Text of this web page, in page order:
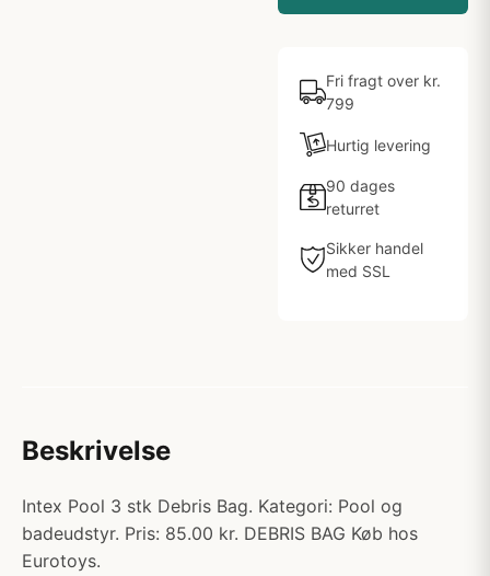
Fri fragt over kr.
799
Hurtig levering
90 dages
returret
Sikker handel
med SSL
Beskrivelse
Intex Pool 3 stk Debris Bag. Kategori: Pool og
badeudstyr. Pris: 85.00 kr. DEBRIS BAG Køb hos
Eurotoys.